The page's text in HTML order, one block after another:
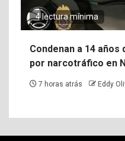
4 lectura mínima
Condenan a 14
por narcotráfico en
7 horas atrás Eddy